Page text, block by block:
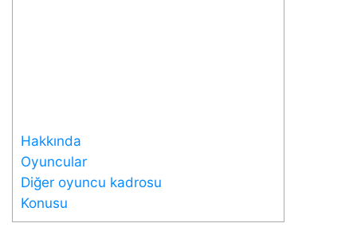
Hakkında
Oyuncular
Diğer oyuncu kadrosu
Konusu